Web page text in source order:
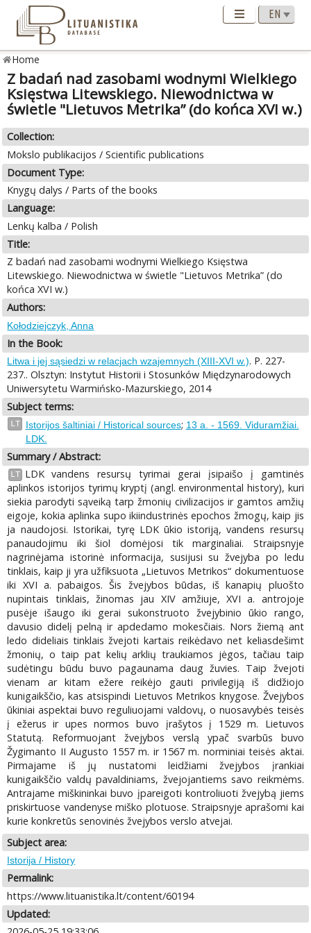
Home
Z badań nad zasobami wodnymi Wielkiego
Księstwa Litewskiego. Niewodnictwa w
świetle "Lietuvos Metrika” (do końca XVI w.)
Collection:
Mokslo publikacijos / Scientific publications
Document Type:
Knygų dalys / Parts of the books
Language:
Lenkų kalba / Polish
Title:
Z badań nad zasobami wodnymi Wielkiego Księstwa
Litewskiego. Niewodnictwa w świetle "Lietuvos Metrika” (do
końca XVI w.)
Authors:
Kołodziejczyk, Anna
In the Book:
Litwa i jej sąsiedzi w relacjach wzajemnych (XIII-XVI w.). P. 227-
237.. Olsztyn: Instytut Historii i Stosunków Międzynarodowych
Uniwersytetu Warmińsko-Mazurskiego, 2014
Subject terms:
LT Istorijos šaltiniai / Historical sources; 13 a. - 1569. Viduramžiai.
LDK.
Summary / Abstract:
LT
LDK vandens resursų tyrimai gerai įsipaišo į gamtinės
aplinkos istorijos tyrimų kryptį (angl. environmental history), kuri
siekia parodyti sąveiką tarp žmonių civilizacijos ir gamtos amžių
eigoje, kokia aplinka supo ikiindustrinės epochos žmogų, kaip jis
ja naudojosi. Istorikai, tyrę LDK ūkio istoriją, vandens resursų
panaudojimu iki šiol domėjosi tik marginaliai. Straipsnyje
nagrinėjama istorinė informacija, susijusi su žvejyba po ledu
tinklais, kaip ji yra užfiksuota „Lietuvos Metrikos“ dokumentuose
iki XVI a. pabaigos. Šis žvejybos būdas, iš kanapių pluošto
nupintais tinklais, žinomas jau XIV amžiuje, XVI a. antrojoje
pusėje išaugo iki gerai sukonstruoto žvejybinio ūkio rango,
davusio didelį pelną ir apdedamo mokesčiais. Nors žiemą ant
ledo dideliais tinklais žvejoti kartais reikėdavo net keliasdešimt
žmonių, o taip pat kelių arklių traukiamos jėgos, tačiau taip
sudėtingu būdu buvo pagaunama daug žuvies. Taip žvejoti
vienam ar kitam ežere reikėjo gauti privilegiją iš didžiojo
kunigaikščio, kas atsispindi Lietuvos Metrikos knygose. Žvejybos
ūkiniai aspektai buvo reguliuojami valdovų, o nuosavybės teisės
į ežerus ir upes normos buvo įrašytos į 1529 m. Lietuvos
Statutą. Reformuojant žvejybos verslą ypač svarbūs buvo
Žygimanto II Augusto 1557 m. ir 1567 m. norminiai teisės aktai.
Pirmajame iš jų nustatomi leidžiami žvejybos įrankiai
kunigaikščio valdų pavaldiniams, žvejojantiems savo reikmėms.
Antrajame miškininkai buvo įpareigoti kontroliuoti žvejybą jiems
priskirtuose vandenyse miško plotuose. Straipsnyje aprašomi kai
kurie konkretūs senovinės žvejybos verslo atvejai.
Subject area:
Istorija / History
Permalink:
https://www.lituanistika.lt/content/60194
Updated: